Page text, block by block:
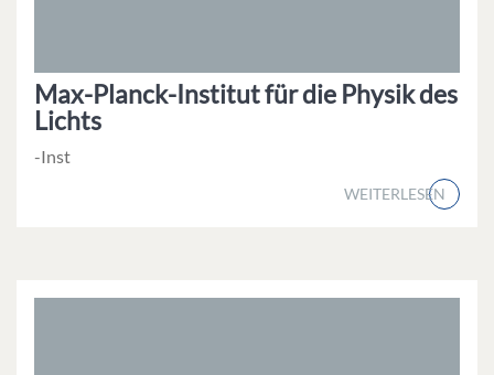
Max-Planck-Institut für die Physik des
Lichts
-Inst
WEITERLESEN